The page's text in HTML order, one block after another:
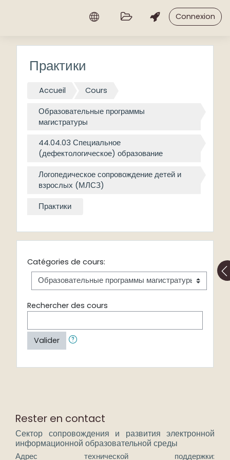
Connexion
Практики
Accueil Cours
Образовательные программы
магистратуры
44.04.03 Специальное
(дефектологическое) образование
Логопедическое сопровождение детей и
взрослых (МЛСЗ)
Практики
Catégories de cours:
Rechercher des cours
Valider
Rester en contact
Сектор сопровождения и развития электронной
информационной образовательной среды
Адрес технической поддержки: